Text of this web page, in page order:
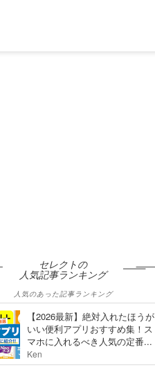
セレクトの
人気記事ランキング
人気のあった記事ランキング
【2026最新】絶対入れたほうが
いい便利アプリおすすめ集！ス
マホに入れるべき人気の定番...
Ken